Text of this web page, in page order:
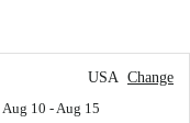
USA Change
Aug 10 - Aug 15